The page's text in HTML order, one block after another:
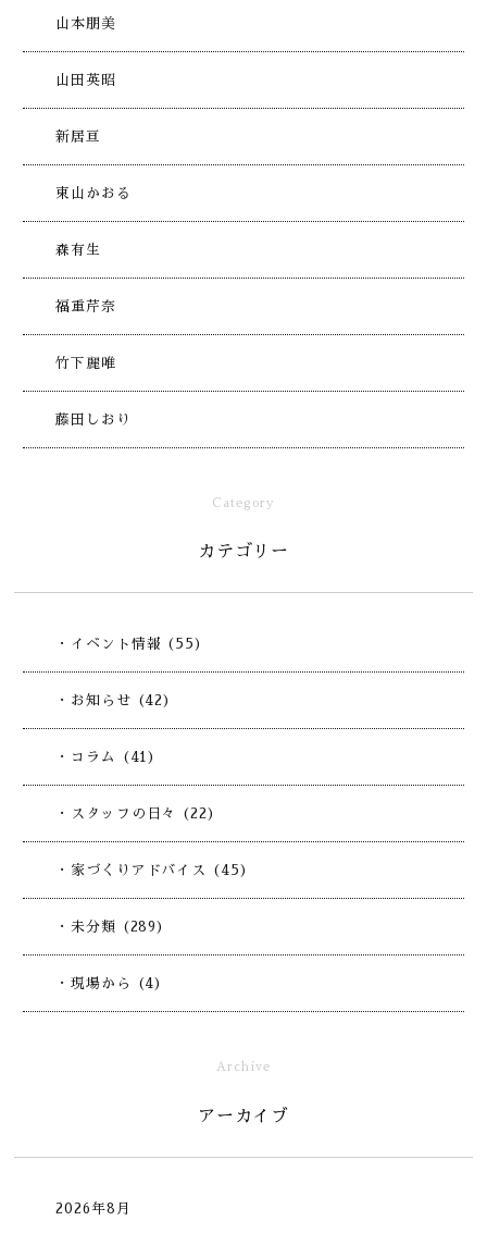
山本朋美
山田英昭
新居亘
東山かおる
森有生
福重芹奈
竹下麗唯
藤田しおり
Category
カテゴリー
・イベント情報 (55)
・お知らせ (42)
・コラム (41)
・スタッフの日々 (22)
・家づくりアドバイス (45)
・未分類 (289)
・現場から (4)
Archive
アーカイブ
2026年8月